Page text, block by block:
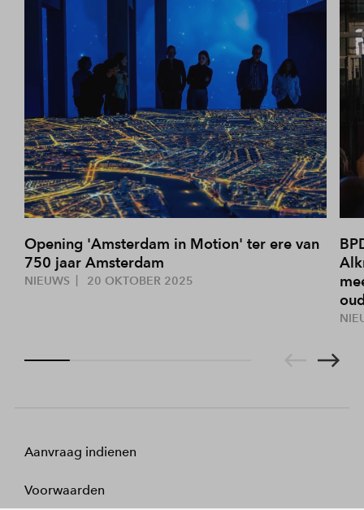
Opening 'Amsterdam in Motion' ter ere van
750 jaar Amsterdam
NIEUWS 20 OKTOBER 2025
Aanvraag indienen
Voorwaarden